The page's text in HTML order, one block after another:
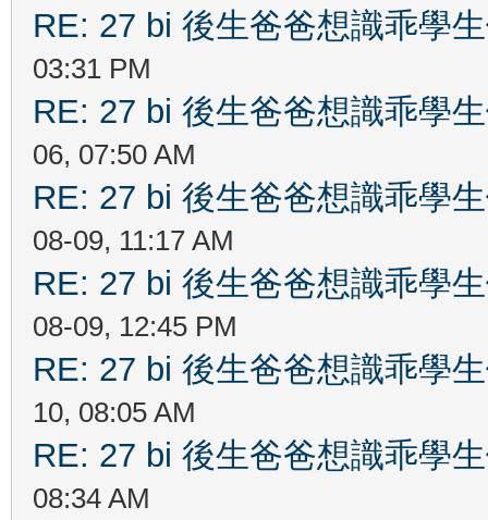
RE: 27 bi 後生爸爸想識乖學
03:31 PM
RE: 27 bi 後生爸爸想識乖學
06, 07:50 AM
RE: 27 bi 後生爸爸想識乖學
08-09, 11:17 AM
RE: 27 bi 後生爸爸想識乖學
08-09, 12:45 PM
RE: 27 bi 後生爸爸想識乖學
10, 08:05 AM
RE: 27 bi 後生爸爸想識乖學
08:34 AM